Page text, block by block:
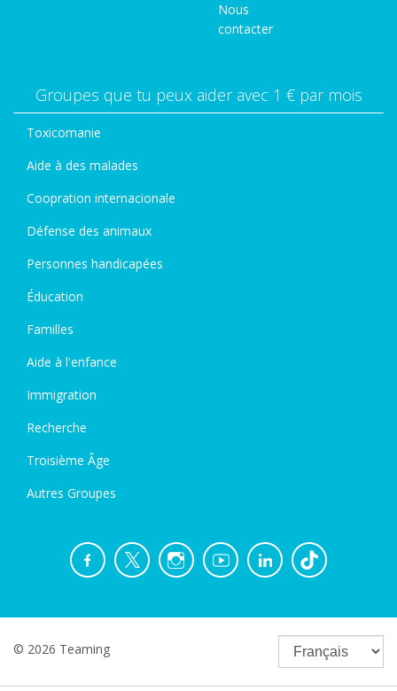
Nous
contacter
Groupes que tu peux aider avec 1 € par mois
Toxicomanie
Aide à des malades
Coopration internacionale
Défense des animaux
Personnes handicapées
Éducation
Familles
Aide à l'enfance
Immigration
Recherche
Troisième Âge
Autres Groupes
© 2026 Teaming